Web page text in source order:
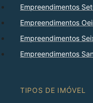
Empreendimentos
Empreendimentos
Empreendimentos
Empreendimentos
TIPOS DE IMÓVEL